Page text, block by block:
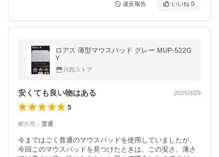
違反報告 いいね 0
ロアス 薄型マウスパッド グレー MUP-522G
Y
川西ストア
安くても良い物はある 2025/3/29
5
耐久性 ： 普通
今まではごく普通のマウスパッドを使用していましたが、
今回このマウスパッドを見つけたときは、この安さ、薄さ